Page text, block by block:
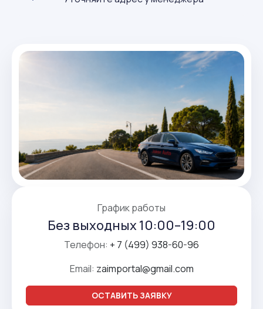
График работы
Без выходных 10:00–19:00
Телефон: + 7 (499) 938-60-96
Email: zaimportal@gmail.com
ОСТАВИТЬ ЗАЯВКУ